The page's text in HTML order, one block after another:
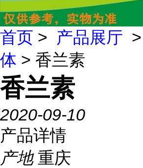
首页 > 产品展厅 >
体 > 香兰素
香兰素
2020-09-10
产品详情
产地 重庆